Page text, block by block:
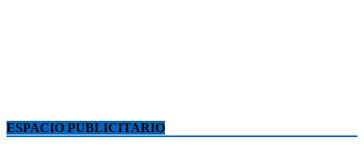
ESPACIO PUBLICITARIO